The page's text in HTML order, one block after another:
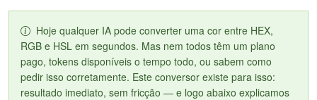
Hoje qualquer IA pode converter uma cor entre HEX,
RGB e HSL em segundos. Mas nem todos têm um plano
pago, tokens disponíveis o tempo todo, ou sabem como
pedir isso corretamente. Este conversor existe para isso:
resultado imediato, sem fricção — e logo abaixo explicamos